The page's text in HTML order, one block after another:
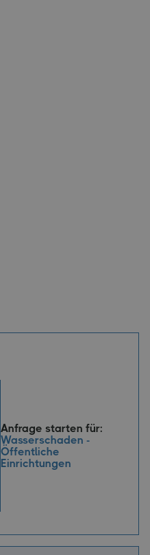
Anfrage starten für:
Wasserschaden -
Öffentliche
Einrichtungen